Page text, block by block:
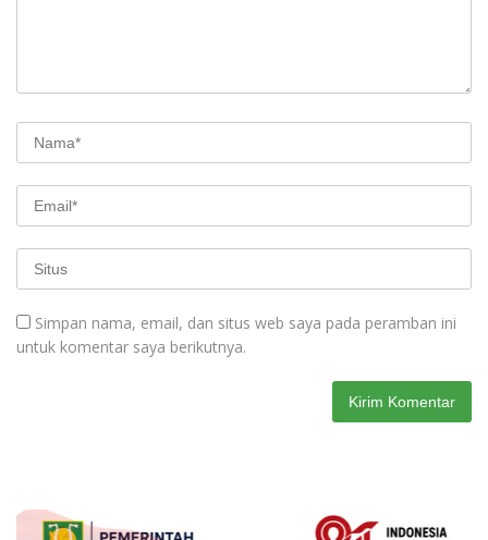
Simpan nama, email, dan situs web saya pada peramban ini
untuk komentar saya berikutnya.